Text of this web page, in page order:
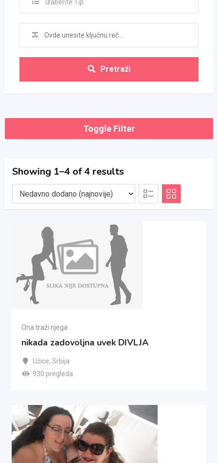
Izaberite Tip
Pretraži
Toggle Filter
Showing 1–4 of 4 results
Ona traži njega
nikada zadovoljna uvek DIVLJA
Užice, Srbija
930 pregleda